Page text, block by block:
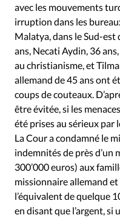
avec les mouvements
irruption dans les
Malatya, dans le Sud-est
ans, Necati Aydin, 36
au christianisme, et
allemand de 45 ans ont
coups de couteaux.
être évitée, si les
été prises au sérieux par
La Cour a condamné le
indemnités de près d’un
300’000 euros) aux
missionnaire allemand
l’équivalent de quelque
en disant que l’argent,